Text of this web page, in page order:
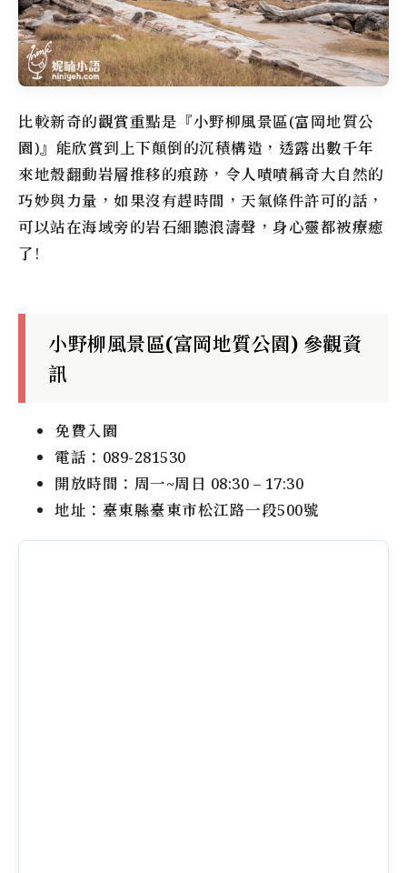
比較新奇的觀賞重點是『小野柳風景區(富岡地質公
園)』能欣賞到上下顛倒的沉積構造，透露出數千年
來地殼翻動岩層推移的痕跡，令人嘖嘖稱奇大自然的
巧妙與力量，如果沒有趕時間，天氣條件許可的話，
可以站在海域旁的岩石細聽浪濤聲，身心靈都被療癒
了!
小野柳風景區(富岡地質公園) 參觀資
訊
免費入園
電話：089-281530
開放時間：周一~周日 08:30 – 17:30
地址：臺東縣臺東市松江路一段500號